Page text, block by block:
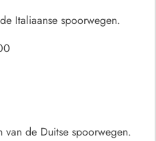
Italiaanse spoorwegen.
de Duitse spoorwegen.